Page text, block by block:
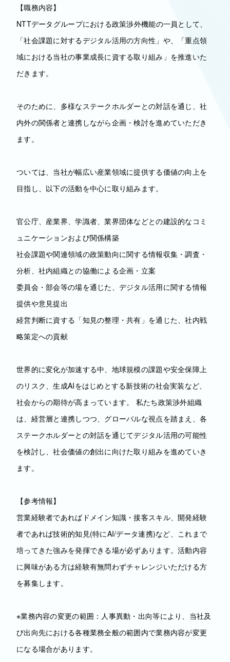
【職務内容】
NTTデータグループにおける政策渉外機能の一員として、
「社会課題に対するデジタル活用の方向性」や、「重点領
域における当社の事業成長に資する取り組み」を推進いた
だきます。
そのために、多様なステークホルダーとの対話を通じ、社
内外の関係者と連携しながら企画・検討を進めていただき
ます。
ついては、当社が幅広い産業領域に提供する価値の向上を
目指し、以下の活動を中心に取り組みます。
官公庁、産業界、学識者、業界団体などとの建設的なコミ
ュニケーションおよび関係構築
社会課題や関連領域の政策動向に関する情報収集・調査・
分析、社内組織との協働による企画・立案
委員会・部会等の場を通じた、デジタル活用に関する情報
提供や意見提出
経営判断に資する「知見の整理・共有」を通じた、社内戦
略策定への貢献
世界的に変化が加速する中、地球規模の課題や安全保障上
のリスク、生成AIをはじめとする新技術の社会実装など、
社会からの期待が高まっています。 私たち政策渉外組織
は、経営層と連携しつつ、グローバルな視点を踏まえ、各
ステークホルダーとの対話を通じてデジタル活用の可能性
を検討し、社会価値の創出に向けた取り組みを進めていき
ます。
【参考情報】
営業経験者であればドメイン知識・接客スキル、開発経験
者であれば技術的知見(特にAI/データ連携)など、これまで
培ってきた強みを発揮できる場が必ずあります。活動内容
に興味がある方は経験有無問わずチャレンジいただける方
を募集します。
※業務内容の変更の範囲：人事異動・出向等により、当社及
び出向先における各種業務全般の範囲内で業務内容が変更
になる場合があります。